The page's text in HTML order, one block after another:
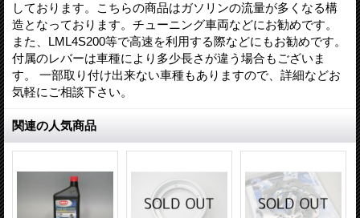
しております。こちらの商品はガソリンの流量が多くなる構
造となっております。チューニング車両などにお勧めです。
また、LML4S200等で高速を利用する際などにもお勧めです。
付属のレバーは車種により多少長さが違う場合もございま
す。 一部取り付け出来ない車種もありますので、詳細などお
気軽にご相談下さい。
関連の人気商品